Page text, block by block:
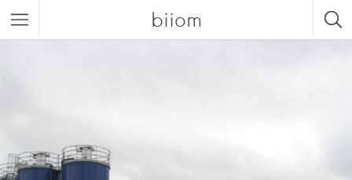
biiom